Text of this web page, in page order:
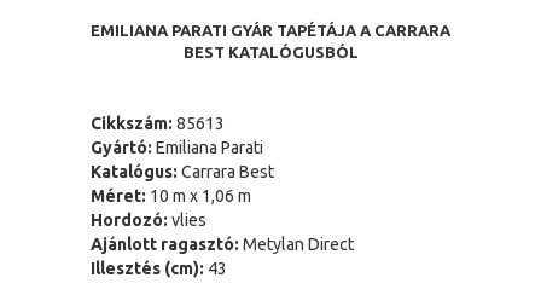
EMILIANA PARATI GYÁR TAPÉTÁJA A CARRARA
BEST KATALÓGUSBÓL
Cikkszám: 85613
Gyártó: Emiliana Parati
Katalógus: Carrara Best
Méret: 10 m x 1,06 m
Hordozó: vlies
Ajánlott ragasztó: Metylan Direct
Illesztés (cm): 43